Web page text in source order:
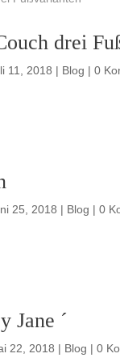
drei
11, 2018 | Blog | 0
25, 2018 | Blog | 0
Jane ´
22, 2018 | Blog | 0